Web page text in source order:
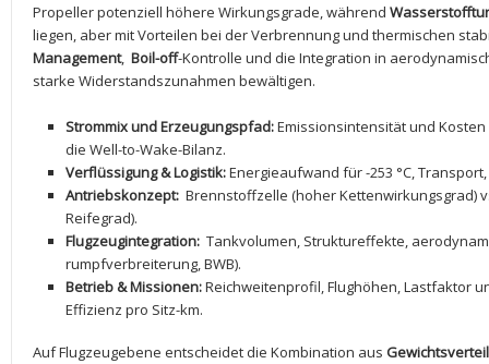
Propeller potenziell ⁤höhere Wirkungsgrade, während
liegen, aber mit Vorteilen bei der ⁣Verbrennung und⁣ thermischen
Management, ‍ Boil-off-Kontrolle und die Integration​ in
starke Widerstandszunahmen bewältigen.
Strommix und Erzeugungspfad:Emissionsintensität und
die Well-to-Wake-Bilanz.
Verflüssigung & Logistik:Energieaufwand für -253 °C,⁣
Antriebskonzept: Brennstoffzelle (hoher Kettenwirkungsgrad)
Reifegrad).
Flugzeugintegration: Tankvolumen, Struktureffekte,
rumpfverbreiterung,‌ BWB).
Betrieb⁤ & Missionen:Reichweitenprofil, Flughöhen, Lastfaktor
Effizienz ​pro Sitz-km.
Auf Flugzeugebene entscheidet die Kombination aus